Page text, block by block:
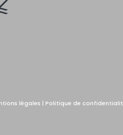
légales | Politique de